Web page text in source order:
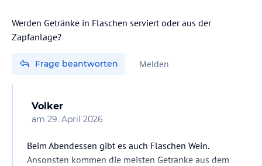
Werden Getränke in Flaschen serviert oder aus der
Zapfanlage?
Frage beantworten Melden
Volker
am 29. April 2026
Beim Abendessen gibt es auch Flaschen Wein.
Ansonsten kommen die meisten Getränke aus dem